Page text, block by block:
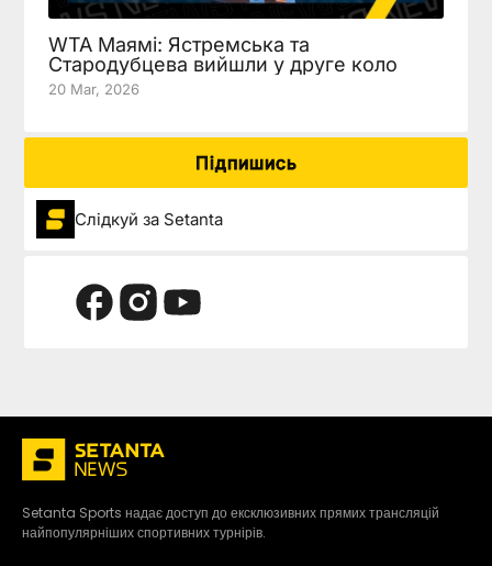
WTA Маямі: Ястремська та
Стародубцева вийшли у друге коло
20 Mar, 2026
Підпишись
Слідкуй за Setanta
Setanta Sports надає доступ до ексклюзивних прямих трансляцій
найпопулярніших спортивних турнірів.